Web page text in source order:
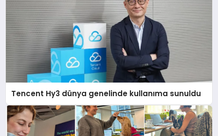
Tencent Hy3 dünya genelinde kullanıma sunuldu